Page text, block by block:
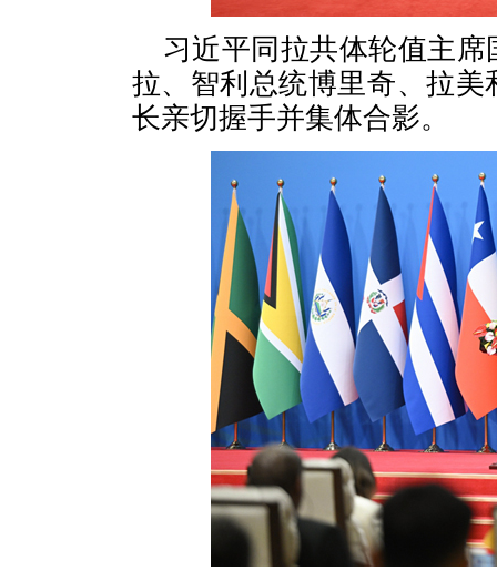
习近平同拉共体轮值主
拉、智利总统博里奇、拉
长亲切握手并集体合影。